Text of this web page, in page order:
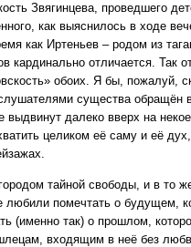
Звягинцева, проведшего
как выяснилось в ходе
как Иртеньев – родом из
кардинально отличается. Так
обоих. Я бы, пожалуй,
существа обращён
далеко вверх на
целиком её саму и её
тайной свободы, и в то
помечтать о будущем,
(именно так) о прошлом,
входящим в неё без